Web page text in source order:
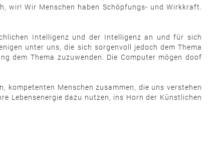
wir! Wir Menschen haben Schöpfungs- und Wirkkraft.
Intelligenz und der Intelligenz an und für sich
unter uns, die sich sorgenvoll jedoch dem Thema
dem Thema zuzuwenden. Die Computer mögen doof
Menschen zusammen, die uns verstehen
Lebensenergie dazu nutzen, ins Horn der Künstlichen